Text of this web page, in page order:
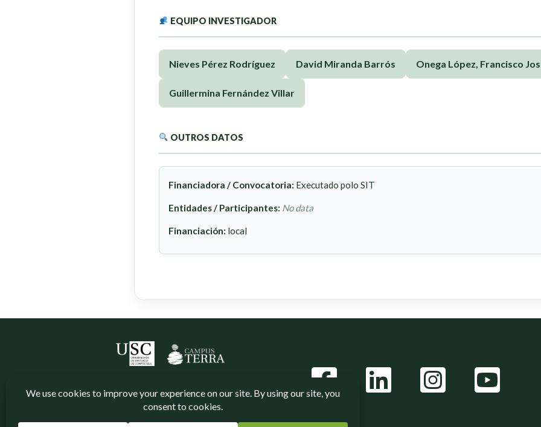
EQUIPO INVESTIGADOR
Nieves Pérez Rodríguez David Miranda Barrós Onega López, Francisco
Guillermina Fernández Villar
OUTROS DATOS
Financiadora / Convocatoria: Executado polo SIT
Entidades / Participantes: No data
Financiación: local